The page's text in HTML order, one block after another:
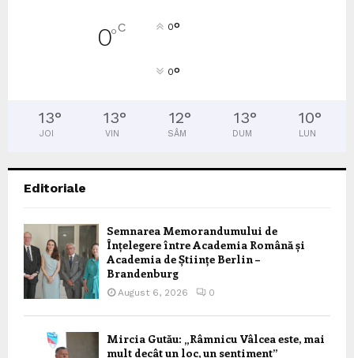
0°C 0°
0°
13°
JOI
13°
VIN
12°
SÂM
13°
DUM
10°
LUN
Editoriale
Semnarea Memorandumului de
Înțelegere între Academia Română și
Academia de Științe Berlin –
Brandenburg
August 6, 2026 0
Mircia Gutău: „Râmnicu Vâlcea este, mai
mult decât un loc, un sentiment”